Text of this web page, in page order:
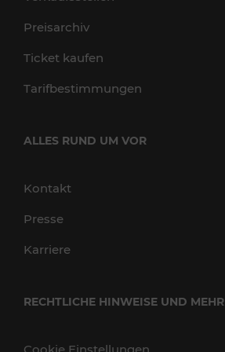
Preisarchiv
Ticket kaufen
Tarifbestimmungen
ALLES RUND UM VOR
Kontakt
Presse
Karriere
RECHTLICHE HINWEISE UND MEHR